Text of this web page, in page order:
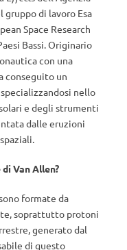
gruppo di lavoro Esa
Space Research
Bassi. Originario
con una
conseguito un
nello
e degli strumenti
dalle eruzioni
Van Allen?
formate da
soprattutto protoni
generato dal
di questo